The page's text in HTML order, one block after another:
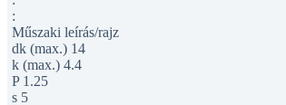
:
Műszaki leírás/rajz
dk (max.) 14
k (max.) 4.4
P 1.25
s 5